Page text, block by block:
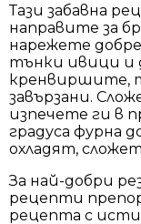
Тази забавна
направите за
нарежете
тънки ивици и
кренвиршите,
завързани.
изпечете ги в
градуса фурна
охладят,
За най-добри
рецепти
рецепта с